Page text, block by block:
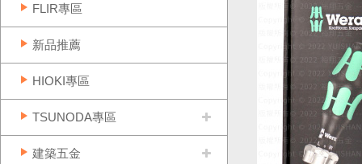
FLIR專區
新品推薦
HIOKI專區
TSUNODA專區
建築五金